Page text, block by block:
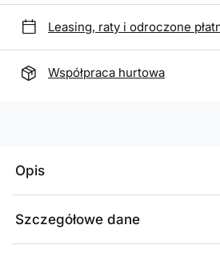
Leasing, raty i odroczone
Współpraca hurtowa
Opis
Szczegółowe dane